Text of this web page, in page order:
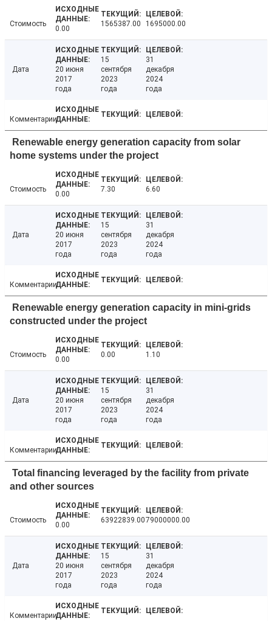
Стоимость
0.00
1565387.00 1695000.00
Дата
20 июня
2017
года
15
сентября
2023
года
31
декабря
2024
года
Комментарии
Renewable energy generation capacity from solar
home systems under the project
Стоимость
0.00
7.30 6.60
Дата
20 июня
2017
года
15
сентября
2023
года
31
декабря
2024
года
Комментарии
Renewable energy generation capacity in mini-grids
constructed under the project
Стоимость
0.00
0.00 1.10
Дата
20 июня
2017
года
15
сентября
2023
года
31
декабря
2024
года
Комментарии
Total financing leveraged by the facility from private
and other sources
Стоимость
0.00
63922839.0079000000.00
Дата
20 июня
2017
года
15
сентября
2023
года
31
декабря
2024
года
Комментарии